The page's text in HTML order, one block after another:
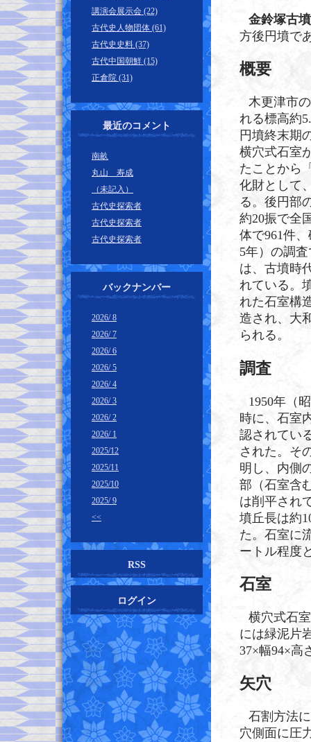
講演会展示会 (22)
古代史人物団体 (61)
古代史史料 (37)
古代中国朝鮮 (15)
正倉院 (31)
最近のコメント
南畝
丸山 寿成
（未記入）
古代史探索者
古代史探索者
古代史探索者
バックナンバー
2026/ 8
2026/ 7
2026/ 6
2026/ 5
2026/ 4
2026/ 3
2026/ 2
2026/ 1
2025/12
2025/11
2025/10
2025/ 9
<<
RSS
ログイン
金鈴塚古墳
方後円墳で
概要
木更津市
れる標高約
円墳終末期
横穴式石室
たことから
化財として
る。後円部
約20振で全
体で961件
5年）の調
は、古墳時
れている。
れた石室構
造され、大
られる。
調査
1950年（
時に、石室
認されてい
された。そ
明し、内側
部（石室含
は削平され
墳丘長は約
た。石室に
ートル程度
石室
横穴式石
には緑泥片
37×幅94×高
矢穴
石割方法
穴側面に圧